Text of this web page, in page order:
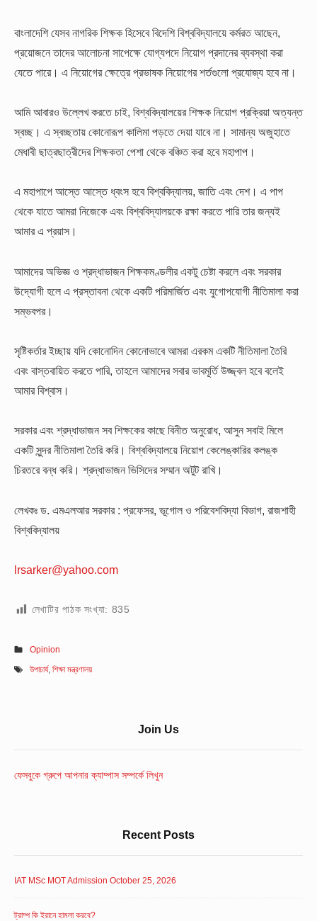
বাংলাদেশি যেসব নাগরিক শিক্ষক হিসেবে বিদেশি বিশ্ববিদ্যালয়ে কর্মরত আছেন,
প্রয়োজনে তাদের আলোচনা সাপেক্ষে যোগ্যপদে নিয়োগ প্রদানের ব্যবস্থা করা
যেতে পারে। এ নিয়োগের ক্ষেত্রে প্রভাষক নিয়োগের শর্তগুলো প্রযোজ্য হবে না।
আমি আবারও উল্লেখ করতে চাই, বিশ্ববিদ্যালয়ের শিক্ষক নিয়োগ প্রক্রিয়া অত্যন্ত
স্বচ্ছ। এ স্বচ্ছতায় কোনোরূপ কালিমা পড়তে দেয়া যাবে না। সামান্য অজুহাতে
মেধাবী ছাত্রছাত্রীদের শিক্ষকতা পেশা থেকে বঞ্চিত করা হবে মহাপাপ।
এ মহাপাপে আস্তে আস্তে ধ্বংস হবে বিশ্ববিদ্যালয়, জাতি এবং দেশ। এ পাপ
থেকে যাতে আমরা নিজেকে এবং বিশ্ববিদ্যালয়কে রক্ষা করতে পারি তার জন্যই
আমার এ প্রয়াস।
আমাদের অভিজ্ঞ ও শ্রদ্ধাভাজন শিক্ষকমণ্ডলীর একটু চেষ্টা করলে এবং সরকার
উদ্যোগী হলে এ প্রস্তাবনা থেকে একটি পরিমার্জিত এবং যুগোপযোগী নীতিমালা করা
সম্ভবপর।
সৃষ্টিকর্তার ইচ্ছায় যদি কোনোদিন কোনোভাবে আমরা এরকম একটি নীতিমালা তৈরি
এবং বাস্তবায়িত করতে পারি, তাহলে আমাদের সবার ভাবমূর্তি উজ্জ্বল হবে বলেই
আমার বিশ্বাস।
সরকার এবং শ্রদ্ধাভাজন সব শিক্ষকের কাছে বিনীত অনুরোধ, আসুন সবাই মিলে
একটি সুন্দর নীতিমালা তৈরি করি। বিশ্ববিদ্যালয়ে নিয়োগ কেলেঙ্কারির কলঙ্ক
চিরতরে বন্ধ করি। শ্রদ্ধাভাজন ভিসিদের সম্মান অটুট রাখি।
লেখকঃ ড. এমএলআর সরকার : প্রফেসর, ভূগোল ও পরিবেশবিদ্যা বিভাগ, রাজশাহী
বিশ্ববিদ্যালয়
lrsarker@yahoo.com
লেখাটির পাঠক সংখ্যা: 835
Opinion
উপাচার্য,শিক্ষা মন্ত্রণালয়
Area
Join Us
ফেসবুকে গ্রুপে আপনার ক্যাম্পাস সম্পর্কে লিখুন
Recent Posts
IAT MSc MOT Admission October 25, 2026
ট্রাম্প কি ইরানে হামলা করবে?